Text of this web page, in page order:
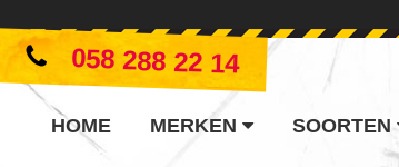
058 288 22 14
HOME MERKEN SOORTEN